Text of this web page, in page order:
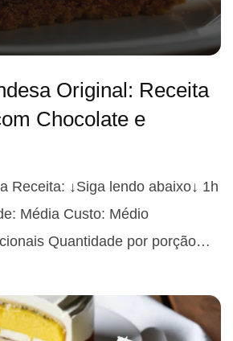
Original: Receita
Chocolate e
Receita: ↓Siga lendo abaixo↓ 1h
Média Custo: Médio
Quantidade por porção…